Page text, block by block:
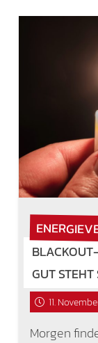
GUT
11.
Morgen